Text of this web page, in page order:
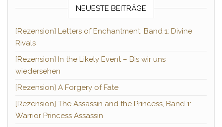
NEUESTE BEITRÄGE
[Rezension] Letters of Enchantment, Band 1: Divine
Rivals
[Rezension] In the Likely Event – Bis wir uns
wiedersehen
[Rezension] A Forgery of Fate
[Rezension] The Assassin and the Princess, Band 1:
Warrior Princess Assassin